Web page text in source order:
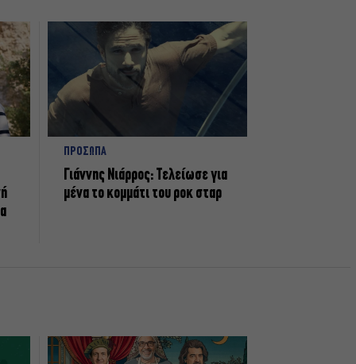
ΠΡΟΣΩΠΑ
Γιάννης Νιάρρος: Τελείωσε για
μένα το κομμάτι του ροκ σταρ